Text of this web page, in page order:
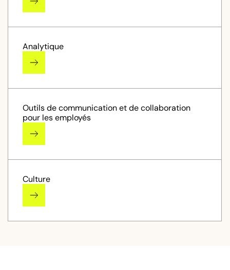
Analytique
Outils de communication et de collaboration
pour les employés
Culture